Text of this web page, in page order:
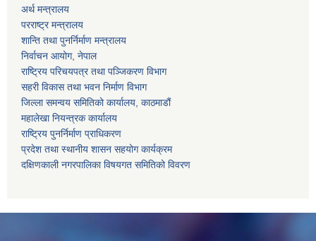
अर्थ मन्त्रालय
परराष्ट्र मन्त्रालय
शान्ति तथा पुनर्निर्माण मन्त्रालय
निर्वाचन आयोग, नेपाल
राष्ट्रिय परिचयपत्र तथा पञ्जिकरण विभाग
सहरी विकास तथा भवन निर्माण विभाग
जिल्ला समन्वय समितिको कार्यालय, काठमाडौं
महालेखा नियन्त्रक कार्यालय
राष्ट्रिय पुनर्निर्माण प्राधिकरण
प्रदेश तथा स्थानीय शासन सहयोग कार्यक्रम
दक्षिणकाली नगरपालिका विषयगत समितिको विवरण